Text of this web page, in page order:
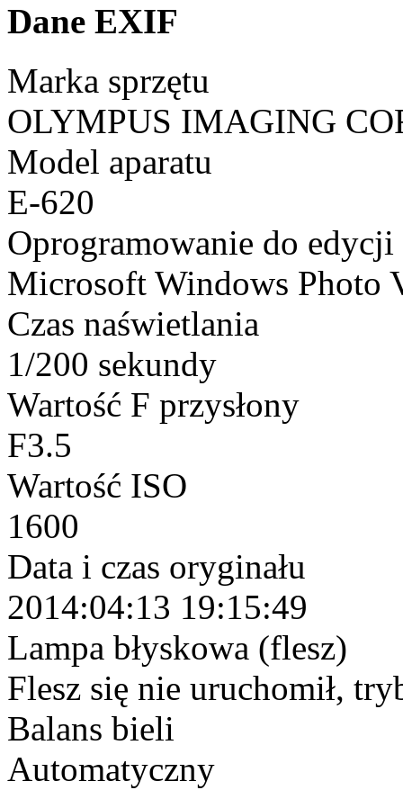
Dane EXIF
Marka sprzętu
OLYMPUS IMAGING
Model aparatu
E-620
Oprogramowanie do edycji
Microsoft Windows Photo
Czas naświetlania
1/200 sekundy
Wartość F przysłony
F3.5
Wartość ISO
1600
Data i czas oryginału
2014:04:13 19:15:49
Lampa błyskowa (flesz)
Flesz się nie uruchomił,
Balans bieli
Automatyczny